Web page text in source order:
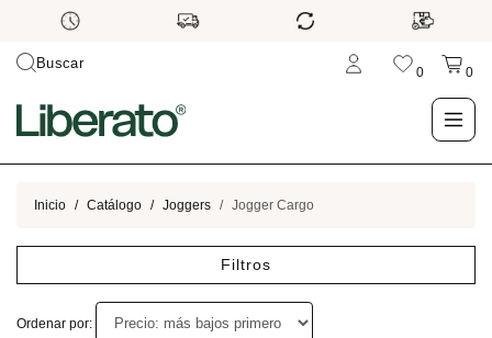
Buscar
0 0
LO NUEVO
OUTLET
Inicio Catálogo Joggers Jogger Cargo
Filtros
Ordenar por: